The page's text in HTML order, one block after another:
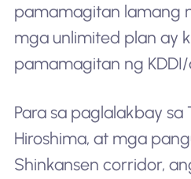
pamamagitan lamang
mga unlimited plan ay
pamamagitan ng
Para sa paglalakbay sa
Hiroshima, at mga
Shinkansen corridor,